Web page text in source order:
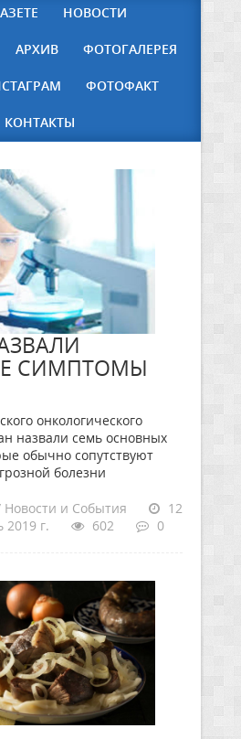
НОВОСТИ
АРХИВ ФОТОГАЛЕРЕЯ
ФОТОФАКТ
КОНТАКТЫ
СИМПТОМЫ
онкологического
назвали семь основных
обычно сопутствуют
болезни
Новости и События
12
2019 г.
602 0